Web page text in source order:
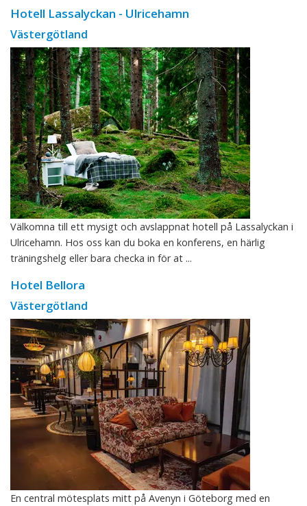
Hotell Lassalyckan - Ulricehamn
Västergötland
Välkomna till ett mysigt och avslappnat hotell på Lassalyckan i
Ulricehamn. Hos oss kan du boka en konferens, en härlig
träningshelg eller bara checka in för at ...
Hotel Bellora
Västergötland
En central mötesplats mitt på Avenyn i Göteborg med en